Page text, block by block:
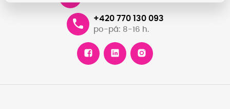
+420 770 130 093
po-pá: 8-16 h.